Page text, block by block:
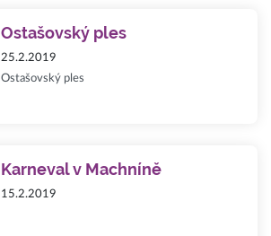
Ostašovský ples
25.2.2019
Ostašovský ples
Karneval v Machníně
15.2.2019